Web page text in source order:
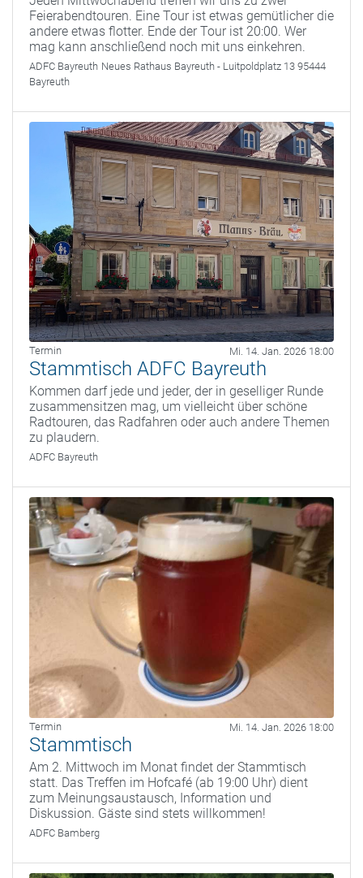
Feierabendtouren. Eine Tour ist etwas gemütlicher die
andere etwas flotter. Ende der Tour ist 20:00. Wer
mag kann anschließend noch mit uns einkehren.
ADFC Bayreuth Neues Rathaus Bayreuth - Luitpoldplatz 13 95444
Bayreuth
Termin Mi. 14. Jan. 2026 18:00
Stammtisch ADFC Bayreuth
Kommen darf jede und jeder, der in geselliger Runde
zusammensitzen mag, um vielleicht über schöne
Radtouren, das Radfahren oder auch andere Themen
zu plaudern.
ADFC Bayreuth
Termin Mi. 14. Jan. 2026 18:00
Stammtisch
Am 2. Mittwoch im Monat findet der Stammtisch
statt. Das Treffen im Hofcafé (ab 19:00 Uhr) dient
zum Meinungsaustausch, Information und
Diskussion. Gäste sind stets willkommen!
ADFC Bamberg